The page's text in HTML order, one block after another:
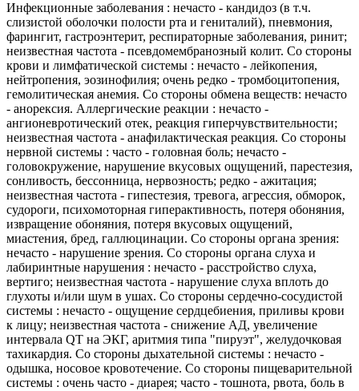
Инфекционные заболевания : нечасто - кандидоз (в т.ч.
слизистой оболочки полости рта и гениталий), пневмония,
фарингит, гастроэнтерит, респираторные заболевания, ринит;
неизвестная частота - псевдомембранозный колит. Со стороны
крови и лимфатической системы : нечасто - лейкопения,
нейтропения, эозинофилия; очень редко - тромбоцитопения,
гемолитическая анемия. Со стороны обмена веществ: нечасто
- анорексия. Аллергические реакции : нечасто -
ангионевротический отек, реакция гиперчувствительности;
неизвестная частота - анафилактическая реакция. Со стороны
нервной системы : часто - головная боль; нечасто -
головокружение, нарушение вкусовых ощущений, парестезия,
сонливость, бессонница, нервозность; редко - ажитация;
неизвестная частота - гипестезия, тревога, агрессия, обморок,
судороги, психомоторная гиперактивность, потеря обоняния,
извращение обоняния, потеря вкусовых ощущений,
миастения, бред, галлюцинации. Со стороны органа зрения:
нечасто - нарушение зрения. Со стороны органа слуха и
лабиринтные нарушения : нечасто - расстройство слуха,
вертиго; неизвестная частота - нарушение слуха вплоть до
глухоты и/или шум в ушах. Со стороны сердечно-сосудистой
системы : нечасто - ощущение сердцебиения, приливы крови
к лицу; неизвестная частота - снижение АД, увеличение
интервала QT на ЭКГ, аритмия типа "пируэт", желудочковая
тахикардия. Со стороны дыхательной системы : нечасто -
одышка, носовое кровотечение. Со стороны пищеварительной
системы : очень часто - диарея; часто - тошнота, рвота, боль в